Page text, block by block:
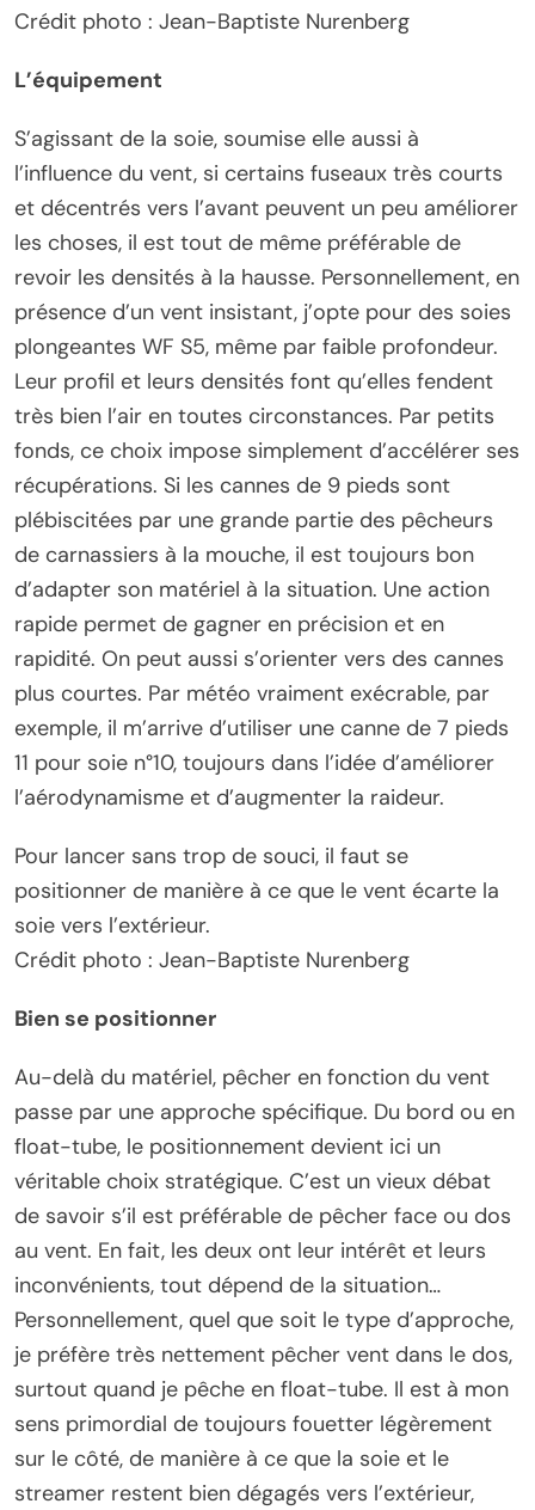
Crédit photo : Jean-Baptiste Nurenberg
L’équipement
S’agissant de la soie, soumise elle aussi à
l’influence du vent, si certains fuseaux très courts
et décentrés vers l’avant peuvent un peu améliorer
les choses, il est tout de même préférable de
revoir les densités à la hausse. Personnellement, en
présence d’un vent insistant, j’opte pour des soies
plongeantes WF S5, même par faible profondeur.
Leur profil et leurs densités font qu’elles fendent
très bien l’air en toutes circonstances. Par petits
fonds, ce choix impose simplement d’accélérer ses
récupérations. Si les cannes de 9 pieds sont
plébiscitées par une grande partie des pêcheurs
de carnassiers à la mouche, il est toujours bon
d’adapter son matériel à la situation. Une action
rapide permet de gagner en précision et en
rapidité. On peut aussi s’orienter vers des cannes
plus courtes. Par météo vraiment exécrable, par
exemple, il m’arrive d’utiliser une canne de 7 pieds
11 pour soie n°10, toujours dans l’idée d’améliorer
l’aérodynamisme et d’augmenter la raideur.
Pour lancer sans trop de souci, il faut se
positionner de manière à ce que le vent écarte la
soie vers l’extérieur.
Crédit photo : Jean-Baptiste Nurenberg
Bien se positionner
Au-delà du matériel, pêcher en fonction du vent
passe par une approche spécifique. Du bord ou en
float-tube, le positionnement devient ici un
véritable choix stratégique. C’est un vieux débat
de savoir s’il est préférable de pêcher face ou dos
au vent. En fait, les deux ont leur intérêt et leurs
inconvénients, tout dépend de la situation…
Personnellement, quel que soit le type d’approche,
je préfère très nettement pêcher vent dans le dos,
surtout quand je pêche en float-tube. Il est à mon
sens primordial de toujours fouetter légèrement
sur le côté, de manière à ce que la soie et le
streamer restent bien dégagés vers l’extérieur,